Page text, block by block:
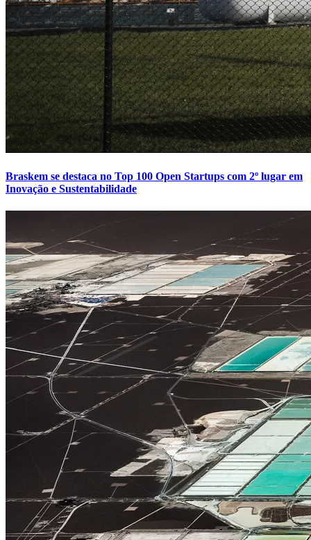
Braskem se destaca no Top 100 Open Startups com 2º lugar em
Inovação e Sustentabilidade